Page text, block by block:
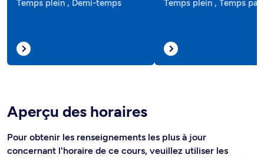
Temps plein , Demi-temps
Temps plein , Temps
Aperçu des horaires
Pour obtenir les renseignements les plus à jour
concernant l'horaire de ce cours, veuillez utiliser les